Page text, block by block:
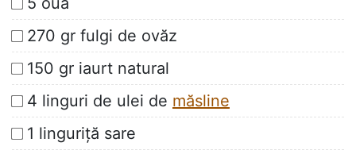
270 gr fulgi de ovăz
150 gr iaurt natural
4 linguri de ulei de măsline
1 linguriță sare